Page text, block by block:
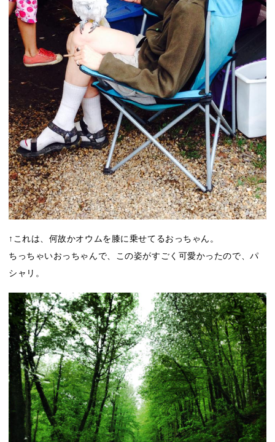
↑これは、何故かオウムを膝に乗せてるおっちゃん。
ちっちゃいおっちゃんで、この姿がすごく可愛かったので、パ
シャリ。